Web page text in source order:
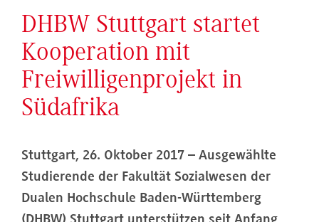
DHBW Stuttgart startet
Kooperation mit
Freiwilligenprojekt in
Südafrika
Stuttgart, 26. Oktober 2017 – Ausgewählte
Studierende der Fakultät Sozialwesen der
Dualen Hochschule Baden-Württemberg